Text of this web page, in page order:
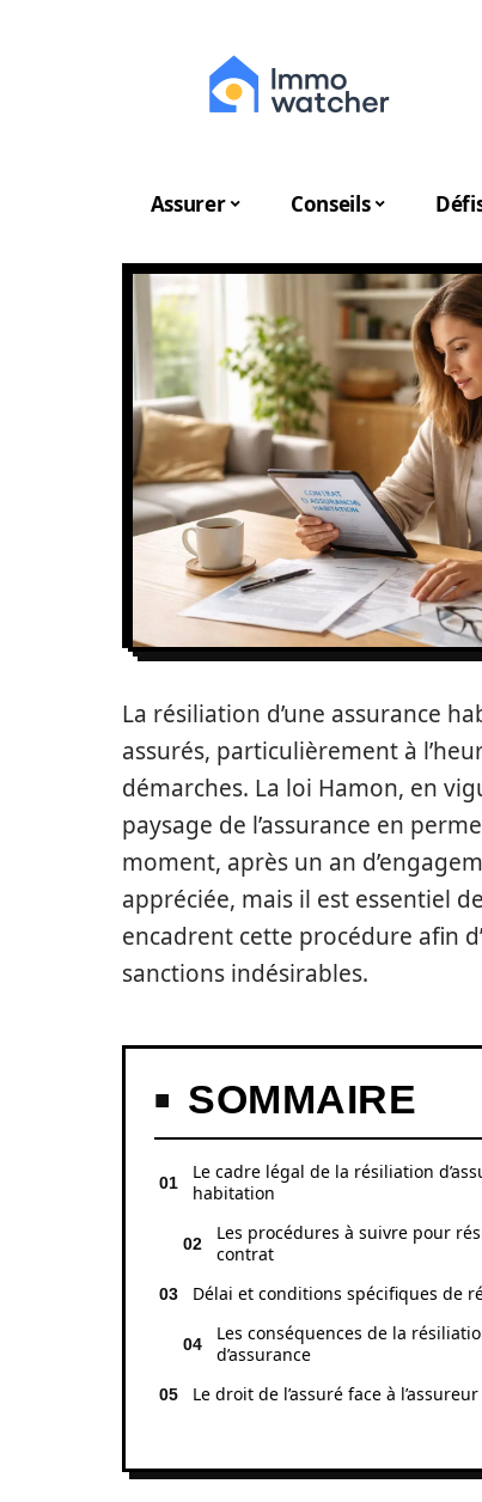
Assurer Conseils
La résiliation d’une assurance
assurés, particulièrement à
démarches. La loi Hamon, en
paysage de l’assurance en
moment, après un an
appréciée, mais il est essentiel
encadrent cette procédure afin
sanctions indésirables.
SOMMAIRE
Le cadre légal de la résiliation
habitation
Les procédures à suivre pour
contrat
Délai et conditions spécifiques de
Les conséquences de la
d’assurance
Le droit de l’assuré face à l’assureur